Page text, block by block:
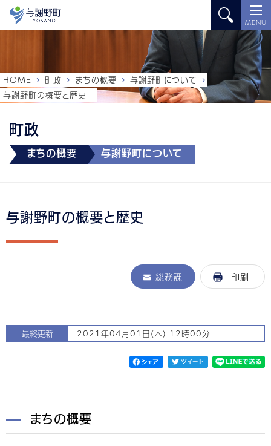
MENU
町政
まちの概要 与謝野町について
HOME 町政 まちの概要
与謝野町について
与謝野町の概要と歴史
与謝野町の概要と歴史
総務課 印刷
最終更新 2021年04月01日(木) 12時00分
まちの概要